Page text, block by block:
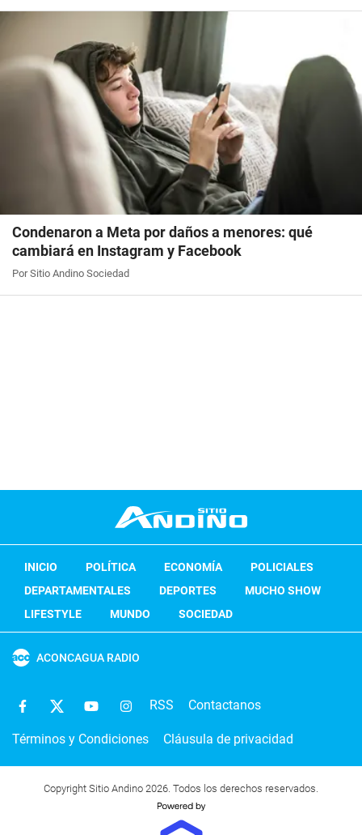
Condenaron a Meta por daños a menores: qué
cambiará en Instagram y Facebook
Por Sitio Andino Sociedad
INICIO POLÍTICA ECONOMÍA
POLICIALES
DEPARTAMENTALES
DEPORTES
MUCHO SHOW
LIFESTYLE
MUNDO SOCIEDAD
ACONCAGUA RADIO
RSS Contactanos
Términos y Condiciones Cláusula de privacidad
Copyright Sitio Andino 2026. Todos los derechos reservados.